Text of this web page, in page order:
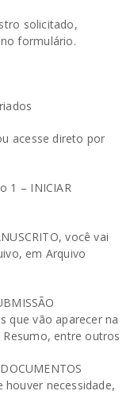
solicitado,
formulário.
acesse direto por
1 – INICIAR
você vai
em Arquivo
que vão aparecer na
entre outros
houver necessidade,